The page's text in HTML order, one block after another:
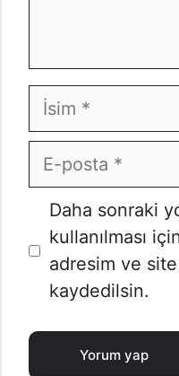
İsim
E-
posta
İnternet
sitesi
Daha sonraki
kullanılması
adresim ve site
kaydedilsin.